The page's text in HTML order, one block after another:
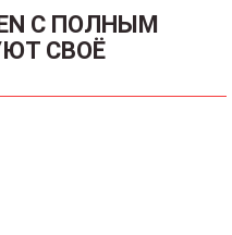
С ПОЛНЫМ
СВОЁ